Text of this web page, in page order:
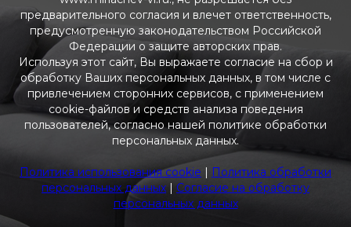
предварительного согласия и влечет ответственность,
предусмотренную законодательством Российской
Федерации о защите авторских прав.
Используя этот сайт, Вы выражаете согласие на сбор и
обработку Ваших персональных данных, в том числе с
привлечением сторонних сервисов, с применением
cookie-файлов и средств анализа поведения
пользователей, согласно нашей политике обработки
персональных данных.
Политика использования cookie | Политика обработки
персональных данных | Согласие на обработку
персональных данных